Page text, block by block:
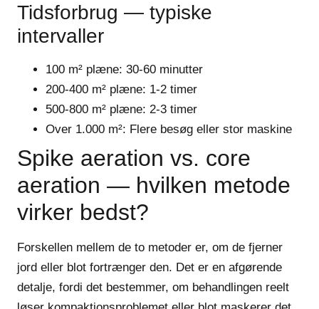
Tidsforbrug — typiske
intervaller
100 m² plæne: 30-60 minutter
200-400 m² plæne: 1-2 timer
500-800 m² plæne: 2-3 timer
Over 1.000 m²: Flere besøg eller stor maskine
Spike aeration vs. core
aeration — hvilken metode
virker bedst?
Forskellen mellem de to metoder er, om de fjerner
jord eller blot fortrænger den. Det er en afgørende
detalje, fordi det bestemmer, om behandlingen reelt